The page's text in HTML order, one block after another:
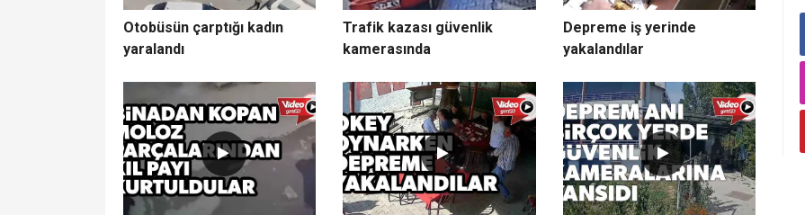
Otobüsün çarptığı kadın
yaralandı
Trafik kazası güvenlik
kamerasında
Depreme iş yerinde
yakalandılar